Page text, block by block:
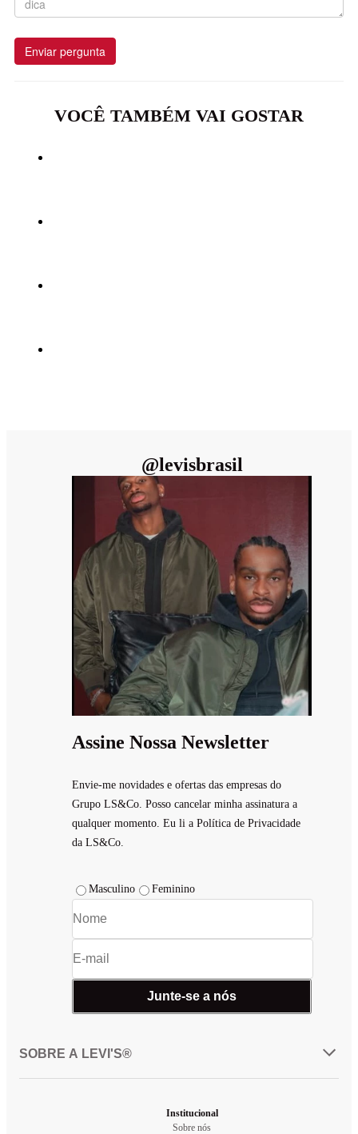
Enviar pergunta
VOCÊ TAMBÉM VAI GOSTAR
@levisbrasil
Assine Nossa Newsletter
Envie-me novidades e ofertas das empresas do
Grupo LS&Co. Posso cancelar minha assinatura a
qualquer momento. Eu li a Política de Privacidade
da LS&Co.
Masculino Feminino
Junte-se a nós
SOBRE A LEVI'S®
Institucional
Sobre nós